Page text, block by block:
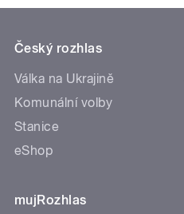
Český rozhlas
Válka na Ukrajině
Komunální volby
Stanice
eShop
mujRozhlas